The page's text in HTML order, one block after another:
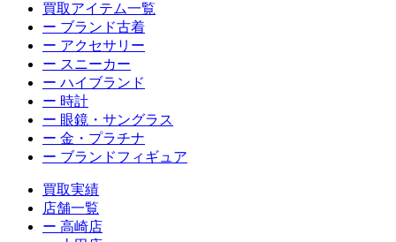
買取アイテム一覧
ー ブランド古着
ー アクセサリー
ー スニーカー
ー ハイブランド
ー 時計
ー 眼鏡・サングラス
ー 金・プラチナ
ー ブランドフィギュア
買取実績
店舗一覧
ー 高崎店